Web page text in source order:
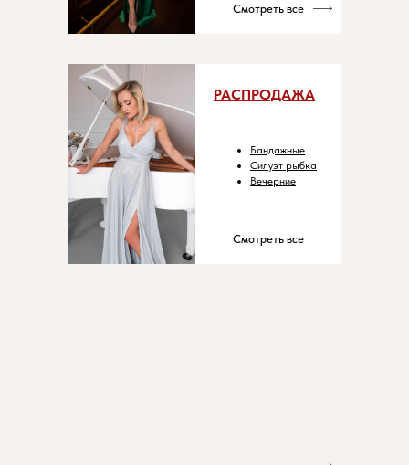
Смотреть все
РАСПРОДАЖА
Бандажные
Силуэт рыбка
Вечерние
Смотреть все